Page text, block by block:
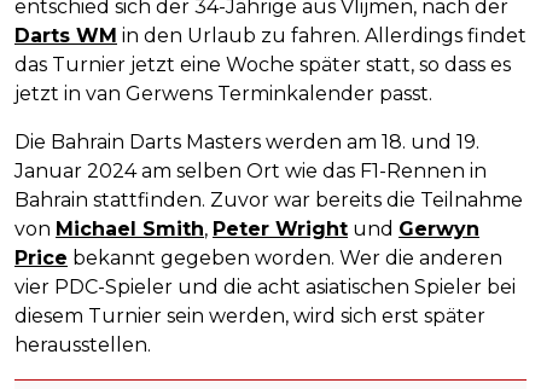
entschied sich der 34-Jährige aus Vlijmen, nach der
Darts WM in den Urlaub zu fahren. Allerdings findet
das Turnier jetzt eine Woche später statt, so dass es
jetzt in van Gerwens Terminkalender passt.
Die Bahrain Darts Masters werden am 18. und 19.
Januar 2024 am selben Ort wie das F1-Rennen in
Bahrain stattfinden. Zuvor war bereits die Teilnahme
von Michael Smith, Peter Wright und Gerwyn
Price bekannt gegeben worden. Wer die anderen
vier PDC-Spieler und die acht asiatischen Spieler bei
diesem Turnier sein werden, wird sich erst später
herausstellen.